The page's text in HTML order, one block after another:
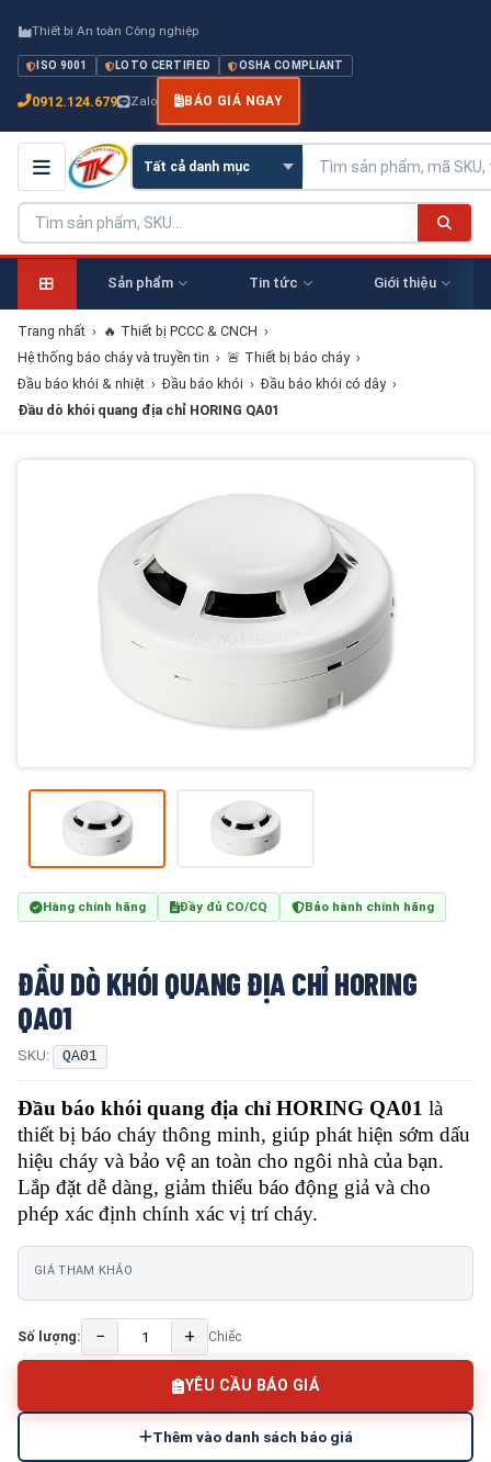
Thiết bị An toàn Công nghiệp
ISO 9001 LOTO CERTIFIED OSHA COMPLIANT
0912.124.679 Zalo BÁO GIÁ NGAY
Sản phẩm Tin tức Giới thiệu
Trang nhất › 🔥 Thiết bị PCCC & CNCH ›
Hệ thống báo cháy và truyền tin › 🚨 Thiết bị báo cháy ›
Đầu báo khói & nhiệt › Đầu báo khói › Đầu báo khói có dây ›
Đầu dò khói quang địa chỉ HORING QA01
Hàng chính hãng Đầy đủ CO/CQ Bảo hành chính hãng
ĐẦU DÒ KHÓI QUANG ĐỊA CHỈ HORING
QA01
SKU: QA01
Đầu báo khói quang địa chỉ HORING QA01 là
thiết bị báo cháy thông minh, giúp phát hiện sớm dấu
hiệu cháy và bảo vệ an toàn cho ngôi nhà của bạn.
Lắp đặt dễ dàng, giảm thiểu báo động giả và cho
phép xác định chính xác vị trí cháy.
GIÁ THAM KHẢO
Số lượng: − + Chiếc
YÊU CẦU BÁO GIÁ
Thêm vào danh sách báo giá